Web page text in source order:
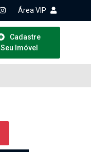
Área VIP
Cadastre
Seu Imóvel